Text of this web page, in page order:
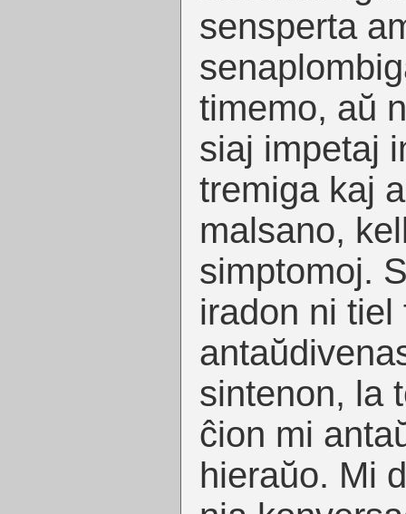
sensperta
timemo, aŭ
siaj impetaj
tremiga kaj
malsano,
simptomoj.
iradon ni tiel
sintenon, la
ĉion mi
hieraŭo. Mi